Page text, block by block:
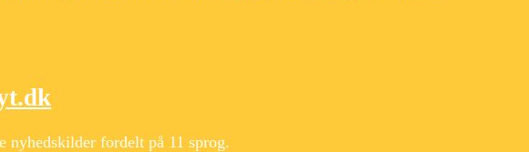
fordelt på 11 sprog.